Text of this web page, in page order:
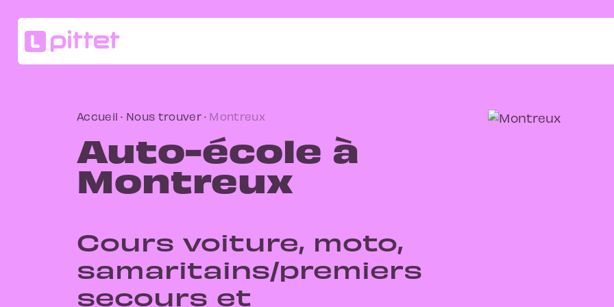
Accueil · Nous trouver · Montreux
Auto-école à
Montreux
Cours voiture, moto,
samaritains/premiers
secours et